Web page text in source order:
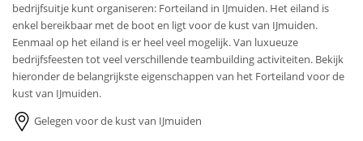
bedrijfsuitje kunt organiseren: Forteiland in IJmuiden. Het eiland is
enkel bereikbaar met de boot en ligt voor de kust van IJmuiden.
Eenmaal op het eiland is er heel veel mogelijk. Van luxueuze
bedrijfsfeesten tot veel verschillende teambuilding activiteiten. Bekijk
hieronder de belangrijkste eigenschappen van het Forteiland voor de
kust van IJmuiden.
Gelegen voor de kust van IJmuiden